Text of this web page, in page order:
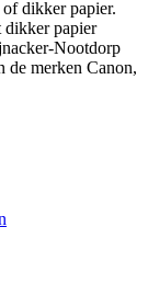
of dikker papier.
dikker papier
Nootdorp
de merken Canon,